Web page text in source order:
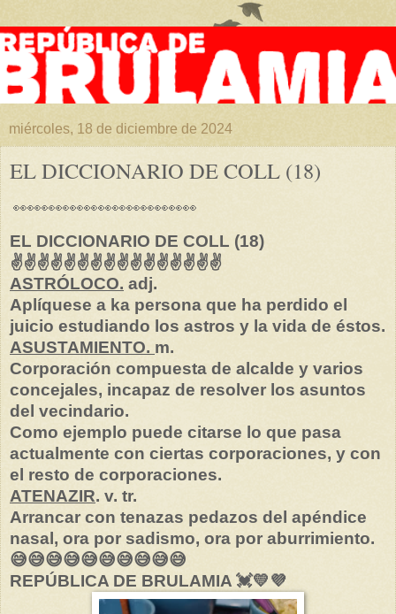
miércoles, 18 de diciembre de 2024
EL DICCIONARIO DE COLL (18)
👀👀👀👀👀👀👀👀👀👀👀👀👀
EL DICCIONARIO DE COLL (18)
✌✌✌✌✌✌✌✌✌✌✌✌✌✌✌✌
ASTRÓLOCO. adj.
Aplíquese a ka persona que ha perdido el
juicio estudiando los astros y la vida de éstos.
ASUSTAMIENTO. m.
Corporación compuesta de alcalde y varios
concejales, incapaz de resolver los asuntos
del vecindario.
Como ejemplo puede citarse lo que pasa
actualmente con ciertas corporaciones, y con
el resto de corporaciones.
ATENAZIR. v. tr.
Arrancar con tenazas pedazos del apéndice
nasal, ora por sadismo, ora por aburrimiento.
😅😅😅😅😅😅😅😅😅😅
REPÚBLICA DE BRULAMIA 💓💛💜